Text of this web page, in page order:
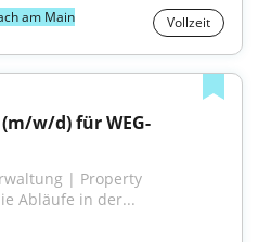
am Main Vollzeit
w/d) für WEG-
| Property
Abläufe in der...